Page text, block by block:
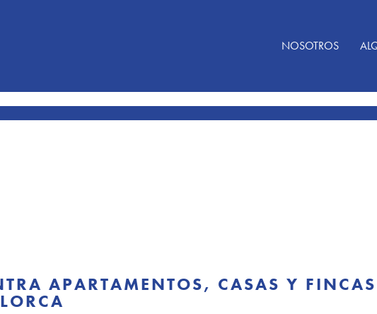
NOSOTROS
APARTAMENTOS, CASAS Y